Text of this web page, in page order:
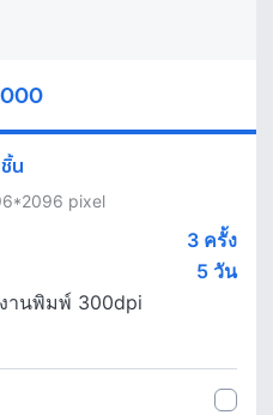
น
pixel
3 ครั้ง
5 วัน
านพิมพ์ 300dpi